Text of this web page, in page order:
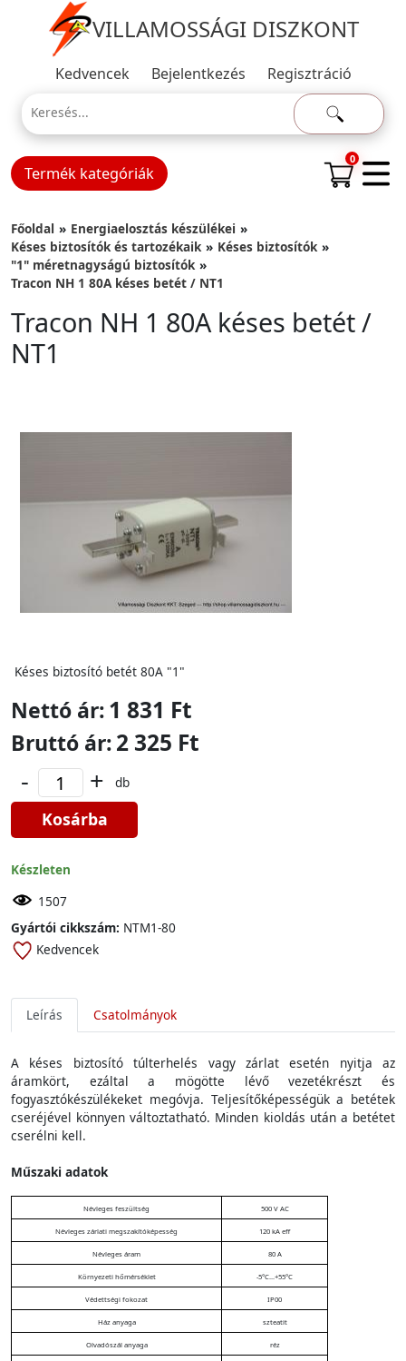
VILLAMOSSÁGI DISZKONT
Kedvencek Bejelentkezés Regisztráció
Termék kategóriák
0
Főoldal
Energiaelosztás készülékei
Késes biztosítók és tartozékaik
Késes biztosítók
"1" méretnagyságú biztosítók
Tracon NH 1 80A késes betét / NT1
Tracon NH 1 80A késes betét /
NT1
Késes biztosító betét 80A "1"
Nettó ár:1 831 Ft
Bruttó ár:2 325 Ft
- + db
Kosárba
Készleten
1507
Gyártói cikkszám: NTM1-80
Kedvencek
Leírás Csatolmányok
A késes biztosító túlterhelés vagy zárlat esetén nyitja az
áramkört, ezáltal a mögötte lévő vezetékrészt és
fogyasztókészülékeket megóvja. Teljesítőképességük a betétek
cseréjével könnyen változtatható. Minden kioldás után a betétet
cserélni kell.
Műszaki adatok
Névleges feszültség 500 V AC
Névleges zárlati megszakítóképesség 120 kA eff
Névleges áram 80 A
Környezeti hőmérséklet -5°C...+55°C
Védettségi fokozat IP00
Ház anyaga szteatit
Olvadószál anyaga réz